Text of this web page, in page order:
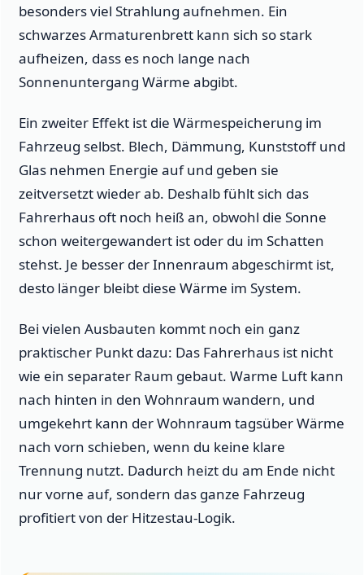
besonders viel Strahlung aufnehmen. Ein
schwarzes Armaturenbrett kann sich so stark
aufheizen, dass es noch lange nach
Sonnenuntergang Wärme abgibt.
Ein zweiter Effekt ist die Wärmespeicherung im
Fahrzeug selbst. Blech, Dämmung, Kunststoff und
Glas nehmen Energie auf und geben sie
zeitversetzt wieder ab. Deshalb fühlt sich das
Fahrerhaus oft noch heiß an, obwohl die Sonne
schon weitergewandert ist oder du im Schatten
stehst. Je besser der Innenraum abgeschirmt ist,
desto länger bleibt diese Wärme im System.
Bei vielen Ausbauten kommt noch ein ganz
praktischer Punkt dazu: Das Fahrerhaus ist nicht
wie ein separater Raum gebaut. Warme Luft kann
nach hinten in den Wohnraum wandern, und
umgekehrt kann der Wohnraum tagsüber Wärme
nach vorn schieben, wenn du keine klare
Trennung nutzt. Dadurch heizt du am Ende nicht
nur vorne auf, sondern das ganze Fahrzeug
profitiert von der Hitzestau-Logik.